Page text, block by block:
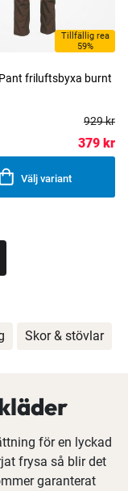
Tillfällig rea
59%
friluftsbyxa burnt
929 kr
379 kr
Välj variant
Skor & stövlar
för en lyckad
frysa så blir det
garanterat